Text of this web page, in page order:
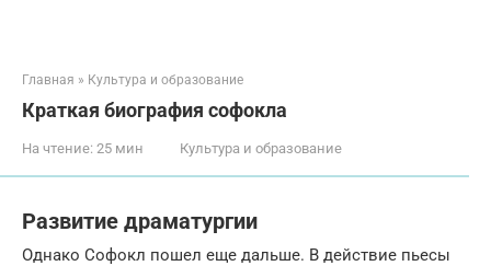
Главная » Культура и образование
Краткая биография софокла
На чтение: 25 мин Культура и образование
Развитие драматургии
Однако Софокл пошел еще дальше. В действие пьесы